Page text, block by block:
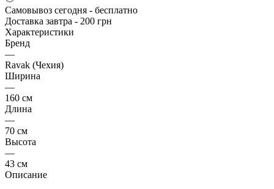
Самовывоз сегодня - бесплатно
Доставка завтра - 200 грн
Характеристики
Бренд
—
Ravak (Чехия)
Ширина
—
160 см
Длина
—
70 см
Высота
—
43 см
Описание